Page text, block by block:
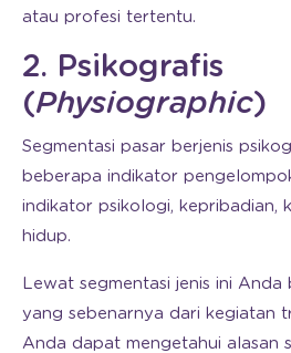
atau profesi tertentu.
2. Psikografis
(Physiographic)
Segmentasi pasar berjenis
beberapa indikator
indikator psikologi, kepribadian,
hidup.
Lewat segmentasi jenis ini Anda
yang sebenarnya dari kegiatan
Anda dapat mengetahui alasan